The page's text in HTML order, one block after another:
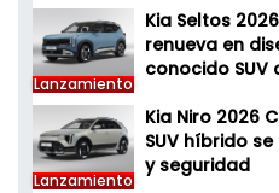
Lanzamiento
Kia Seltos
renueva en
conocido SUV
Lanzamiento
Kia Niro 2026
SUV híbrido
y seguridad